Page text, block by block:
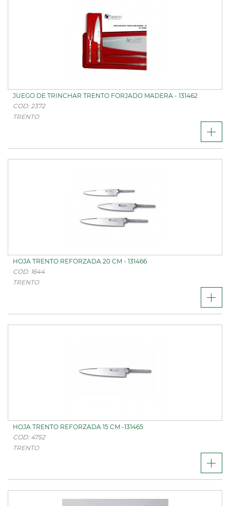
JUEGO DE TRINCHAR TRENTO FORJADO MADERA - 131462
COD: 2372
TRENTO
HOJA TRENTO REFORZADA 20 CM - 131466
COD: 1644
TRENTO
HOJA TRENTO REFORZADA 15 CM -131465
COD: 4752
TRENTO